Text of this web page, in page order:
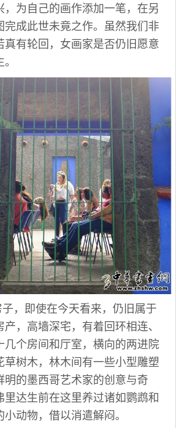
，为自己的画作添加一笔，在另
完成此世未竟之作。虽然我们非
真有轮回，女画家是否仍旧愿意
即使在今天看来，仍旧属于
产，高墙深宅，有着回环相连、
几个房间和厅室，横向的两进院
草树木，林木间有一些小型雕塑
明的墨西哥艺术家的创意与奇
里达生前在这里养过诸如鹦鹉和
动物，借以消遣解闷。